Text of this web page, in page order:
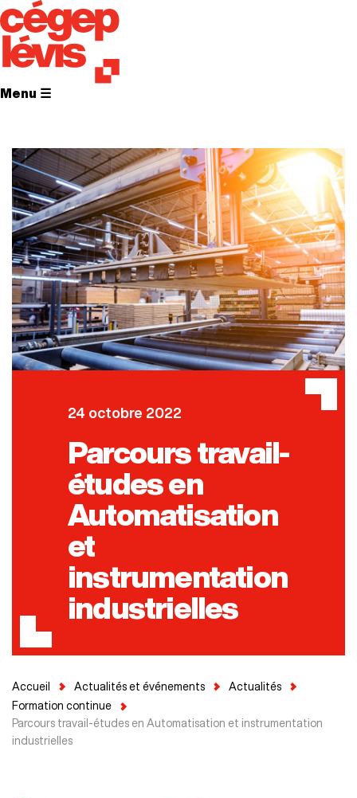
Menu ☰
24 octobre 2022
Parcours travail-
études en
Automatisation
et
instrumentation
industrielles
Accueil Actualités et événements
Actualités
Formation continue
Parcours travail-études en Automatisation et instrumentation
industrielles